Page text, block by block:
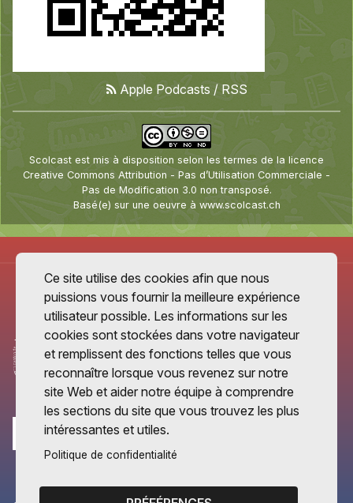
Apple Podcasts /RSS
Scolcast est mis à disposition selon les termes de la licence
Creative Commons Attribution - Pas d’Utilisation Commerciale -
Pas de Modification 3.0 non transposé.
Basé(e) sur une oeuvre à www.scolcast.ch
Ce site utilise des cookies afin que nous
puissions vous fournir la meilleure expérience
utilisateur possible. Les informations sur les
cookies sont stockées dans votre navigateur
et remplissent des fonctions telles que vous
reconnaître lorsque vous revenez sur notre
site Web et aider notre équipe à comprendre
les sections du site que vous trouvez les plus
intéressantes et utiles.
Politique de confidentialité